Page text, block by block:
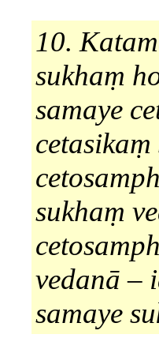
10.
sukhaṃ
samaye
cetasikaṃ
sukhaṃ
vedanā –
samaye